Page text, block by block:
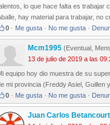
lo que hace falta es trabajar
hay material para trabajar, no
0 · Me gusta · No me gusta ·
Mcm1995 (Eventual,
13 de julio de 2019 a las
equipo hoy dio muestra de su
mi provincia (Freddy Asiel, Guillen
0 · Me gusta · No me gusta ·
Juan Carlos Betancourt